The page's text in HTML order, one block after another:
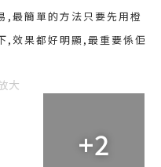
,最簡單的方法只要先用橙
,效果都好明顯,最重要係佢
大
+2